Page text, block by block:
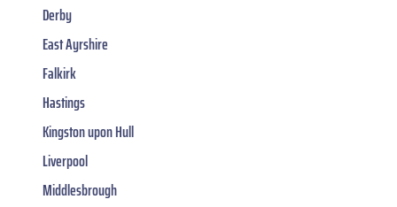
Derby
East Ayrshire
Falkirk
Hastings
Kingston upon Hull
Liverpool
Middlesbrough